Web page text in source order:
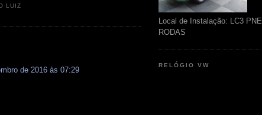
LUIZ
de 2016 às 07:29
Local de Instalação: LC3
RODAS
RELÓGIO VW